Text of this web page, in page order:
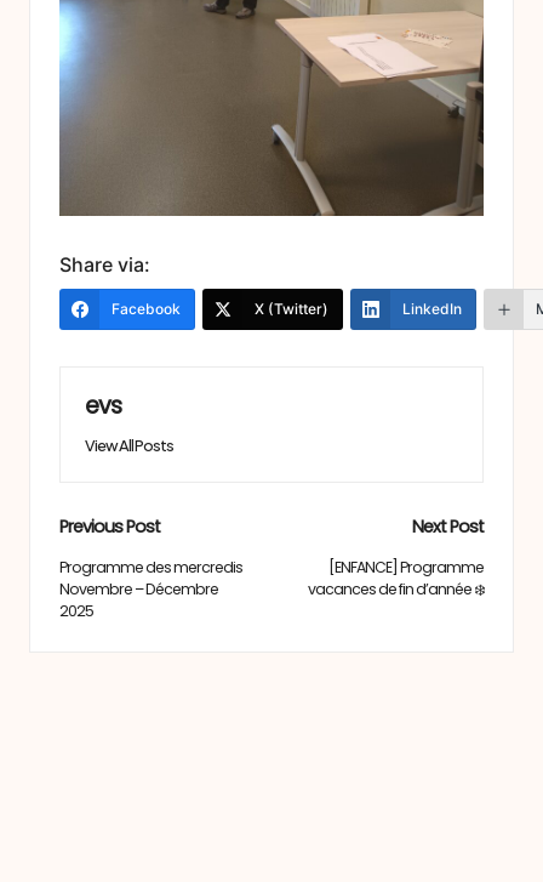
Share via:
Facebook X (Twitter) LinkedIn
evs
View All Posts
Post
navigation
Previous Post
Programme des mercredis
Novembre – Décembre
2025
Next Post
[ENFANCE] Programme
vacances de fin d’année ❄️